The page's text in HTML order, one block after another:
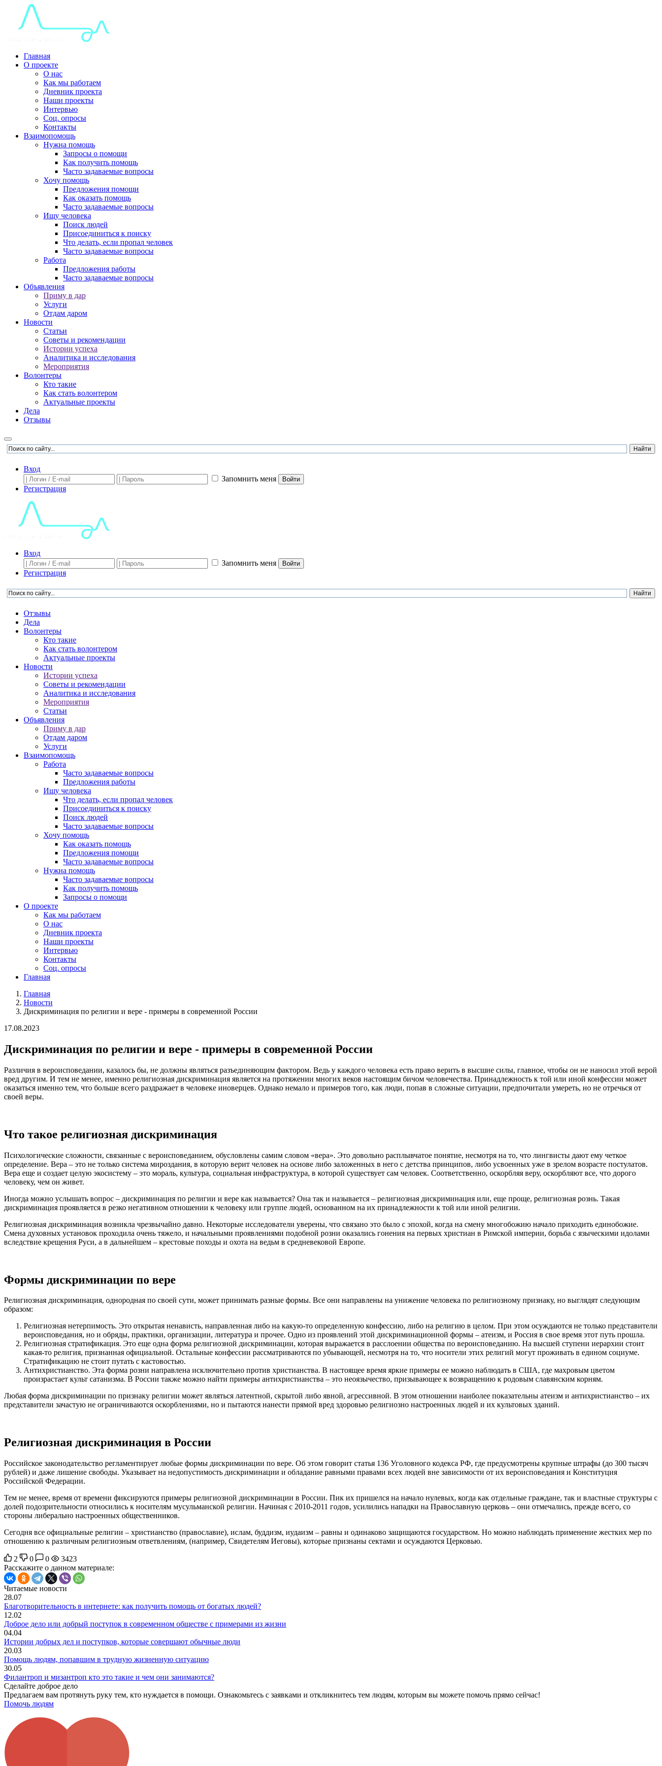
Главная
О проекте
О нас
Как мы работаем
Дневник проекта
Наши проекты
Интервью
Соц. опросы
Контакты
Взаимопомощь
Нужна помощь
Запросы о помощи
Как получить помощь
Часто задаваемые вопросы
Хочу помощь
Предложения помощи
Как оказать помощь
Часто задаваемые вопросы
Ищу человека
Поиск людей
Присоединиться к поиску
Что делать, если пропал человек
Часто задаваемые вопросы
Работа
Предложения работы
Часто задаваемые вопросы
Объявления
Приму в дар
Услуги
Отдам даром
Новости
Статьи
Советы и рекомендации
Истории успеха
Аналитика и исследования
Мероприятия
Волонтеры
Кто такие
Как стать волонтером
Актуальные проекты
Дела
Отзывы
Вход
Запомнить меня
Войти
Регистрация
Вход
Запомнить меня
Войти
Регистрация
Отзывы
Дела
Волонтеры
Кто такие
Как стать волонтером
Актуальные проекты
Новости
Истории успеха
Советы и рекомендации
Аналитика и исследования
Мероприятия
Статьи
Объявления
Приму в дар
Отдам даром
Услуги
Взаимопомощь
Работа
Часто задаваемые вопросы
Предложения работы
Ищу человека
Что делать, если пропал человек
Присоединиться к поиску
Поиск людей
Часто задаваемые вопросы
Хочу помощь
Как оказать помощь
Предложения помощи
Часто задаваемые вопросы
Нужна помощь
Часто задаваемые вопросы
Как получить помощь
Запросы о помощи
О проекте
Как мы работаем
О нас
Дневник проекта
Наши проекты
Интервью
Контакты
Соц. опросы
Главная
Главная
Новости
Дискриминация по религии и вере - примеры в современной России
17.08.2023
Дискриминация по религии и вере - примеры в современной России
Различия в вероисповедании, казалось бы, не должны являться разъединяющим фактором. Ведь у каждого человека есть право верить в высшие силы, главное, чтобы он не наносил этой верой
вред другим. И тем не менее, именно религиозная дискриминация является на протяжении многих веков настоящим бичом человечества. Принадлежность к той или иной конфессии может
оказаться именно тем, что больше всего раздражает в человеке иноверцев. Однако немало и примеров того, как люди, попав в сложные ситуации, предпочитали умереть, но не отречься от
своей веры.
Что такое религиозная дискриминация
Психологические сложности, связанные с вероисповеданием, обусловлены самим словом «вера». Это довольно расплывчатое понятие, несмотря на то, что лингвисты дают ему четкое
определение. Вера – это не только система мироздания, в которую верит человек на основе либо заложенных в него с детства принципов, либо усвоенных уже в зрелом возрасте постулатов.
Вера еще и создает целую экосистему – это мораль, культура, социальная инфраструктура, в которой существует сам человек. Соответственно, оскорбляя веру, оскорбляют все, что дорого
человеку, чем он живет.
Иногда можно услышать вопрос – дискриминация по религии и вере как называется? Она так и называется – религиозная дискриминация или, еще проще, религиозная рознь. Такая
дискриминация проявляется в резко негативном отношении к человеку или группе людей, основанном на их принадлежности к той или иной религии.
Религиозная дискриминация возникла чрезвычайно давно. Некоторые исследователи уверены, что связано это было с эпохой, когда на смену многобожию начало приходить единобожие.
Смена духовных установок проходила очень тяжело, и начальными проявлениями подобной розни оказались гонения на первых христиан в Римской империи, борьба с языческими идолами
вследствие крещения Руси, а в дальнейшем – крестовые походы и охота на ведьм в средневековой Европе.
Формы дискриминации по вере
Религиозная дискриминация, однородная по своей сути, может принимать разные формы. Все они направлены на унижение человека по религиозному признаку, но выглядят следующим
образом:
Религиозная нетерпимость. Это открытая ненависть, направленная либо на какую-то определенную конфессию, либо на религию в целом. При этом осуждаются не только представители
вероисповедания, но и обряды, практики, организации, литература и прочее. Одно из проявлений этой дискриминационной формы – атеизм, и Россия в свое время этот путь прошла.
Религиозная стратификация. Это еще одна форма религиозной дискриминации, которая выражается в расслоении общества по вероисповеданию. На высшей ступени иерархии стоит
какая-то религия, признанная официальной. Остальные конфессии рассматриваются по убывающей, несмотря на то, что носители этих религий могут проживать в едином социуме.
Стратификацию не стоит путать с кастовостью.
Антихристианство. Эта форма розни направлена исключительно против христианства. В настоящее время яркие примеры ее можно наблюдать в США, где махровым цветом
произрастает культ сатанизма. В России также можно найти примеры антихристианства – это неоязычество, призывающее к возвращению к родовым славянским корням.
Любая форма дискриминации по признаку религии может являться латентной, скрытой либо явной, агрессивной. В этом отношении наиболее показательны атеизм и антихристианство – их
представители зачастую не ограничиваются оскорблениями, но и пытаются нанести прямой вред здоровью религиозно настроенных людей и их культовых зданий.
Религиозная дискриминация в России
Российское законодательство регламентирует любые формы дискриминации по вере. Об этом говорит статья 136 Уголовного кодекса РФ, где предусмотрены крупные штрафы (до 300 тысяч
рублей) и даже лишение свободы. Указывает на недопустимость дискриминации и обладание равными правами всех людей вне зависимости от их вероисповедания и Конституция
Российской Федерации.
Тем не менее, время от времени фиксируются примеры религиозной дискриминации в России. Пик их пришелся на начало нулевых, когда как отдельные граждане, так и властные структуры с
долей подозрительности относились к носителям мусульманской религии. Начиная с 2010-2011 годов, усилились нападки на Православную церковь – они отмечались, прежде всего, со
стороны либерально настроенных общественников.
Сегодня все официальные религии – христианство (православие), ислам, буддизм, иудаизм – равны и одинаково защищаются государством. Но можно наблюдать применение жестких мер по
отношению к различным религиозным ответвлениям, (например, Свидетелям Иеговы), которые признаны сектами и осуждаются Церковью.
2 0 0
3423
Расскажите о данном материале:
Читаемые новости
28.07
Благотворительность в интернете: как получить помощь от богатых людей?
12.02
Доброе дело или добрый поступок в современном обществе с примерами из жизни
04.04
Истории добрых дел и поступков, которые совершают обычные люди
20.03
Помощь людям, попавшим в трудную жизненную ситуацию
30.05
Филантроп и мизантроп кто это такие и чем они занимаются?
Сделайте доброе дело
Предлагаем вам протянуть руку тем, кто нуждается в помощи. Ознакомьтесь с заявками и откликнитесь тем людям, которым вы можете помочь прямо сейчас!
Помочь людям